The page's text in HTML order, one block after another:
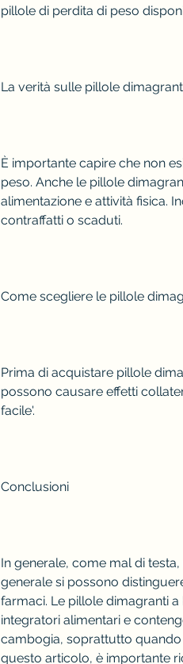
pillole di perdita di peso
La verità sulle pillole
È importante capire che non
peso. Anche le pillole
alimentazione e attività fisica.
contraffatti o scaduti.
Come scegliere le pillole
Prima di acquistare pillole
possono causare effetti
facile'.
Conclusioni
In generale, come mal di
generale si possono
farmaci. Le pillole dimagranti
integratori alimentari e
cambogia, soprattutto quando
questo articolo, è importante